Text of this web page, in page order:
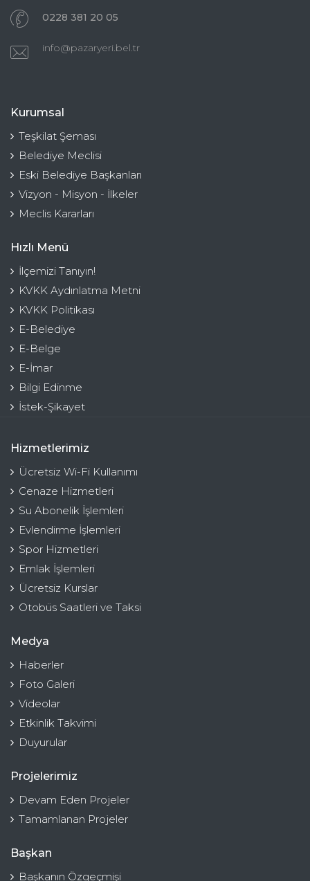
0228 381 20 05
info@pazaryeri.bel.tr
Kurumsal
Teşkilat Şeması
Belediye Meclisi
Eski Belediye Başkanları
Vizyon - Misyon - İlkeler
Meclis Kararları
Hızlı Menü
İlçemizi Tanıyın!
KVKK Aydınlatma Metni
KVKK Politikası
E-Belediye
E-Belge
E-İmar
Bilgi Edinme
İstek-Şikayet
Hizmetlerimiz
Ücretsiz Wi-Fi Kullanımı
Cenaze Hizmetleri
Su Abonelik İşlemleri
Evlendirme İşlemleri
Spor Hizmetleri
Emlak İşlemleri
Ücretsiz Kurslar
Otobüs Saatleri ve Taksi
Medya
Haberler
Foto Galeri
Videolar
Etkinlik Takvimi
Duyurular
Projelerimiz
Devam Eden Projeler
Tamamlanan Projeler
Başkan
Başkanın Özgeçmişi